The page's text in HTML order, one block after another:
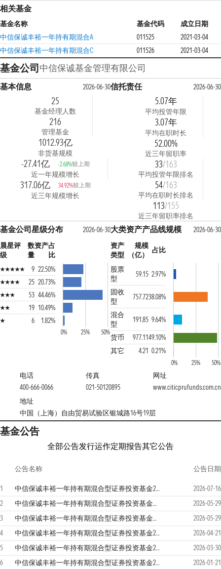
相关基金
基金名称 基金代码
成立日期
中信保诚丰裕一年持有期混合A
011525
2021-03-04
中信保诚丰裕一年持有期混合C
011526 2021-03-04
基金公司中信保诚基金管理有限公司
基本信息 2026-06-30
25
基金经理人数
216
管理基金
1012.93亿
非货基规模
-27.41亿 -2.68%较上期
近一年规模增长
317.06亿 34.92%较上期
近三年规模增长
信托责任 2026-06-30
5.07年
平均投管年限
3.07年
平均在职时长
52.00%
近三年留职率
33/163
平均投管年限排名
54/163
平均在职时长排名
113/155
近三年留职率排名
基金公司星级分布
2026-06-30
晨星评
级
数
量
资产占
比
9 22.50%
25 20.73%
53 44.46%
19 10.49%
6
1.82%
0% 25% 50%
大类资产产品线规模
2026-06-30
资产
类型
规模
（亿）
占比
股票
型
59.15 2.97%
固收
型
757.7238.08%
混合
型
191.85 9.64%
货币
977.1149.10%
其它
4.21 0.21%
0% 25% 50%
电话
400-666-0066
传真
021-50120895
网址
www.citicprufunds.com.cn
地址
中国（上海）自由贸易试验区银城路16号19层
基金公告
全部公告发行运作定期报告其它公告
公告名称 公告日期
1 中信保诚丰裕一年持有期混合型证券投资基金2026年第2季度报告
2026-07-16
2
中信保诚丰裕一年持有期混合型证券投资基金更新招募说明书（2026年5月）
2026-05-29
3
中信保诚丰裕一年持有期混合型证券投资基金（A类份额）基金产品资料概要更新
2026-05-29
4
中信保诚丰裕一年持有期混合型证券投资基金2026年第1季度报告
2026-04-21
5
中信保诚丰裕一年持有期混合型证券投资基金2025年年度报告
2026-03-30
6
中信保诚丰裕一年持有期混合型证券投资基金2025年第4季度报告 2026-01-21